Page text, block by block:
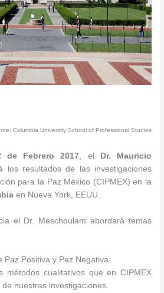
Columbia University School of Professional Studies
de Febrero 2017, el
Dr. Mauricio
los resultados de las investigaciones
para la Paz México (CIPMEX) en la
en Nueva York, EEUU.
el Dr. Meschoulam abordará temas
Paz Positiva y Paz Negativa.
métodos cualitativos que en CIPMEX
nuestras investigaciones.